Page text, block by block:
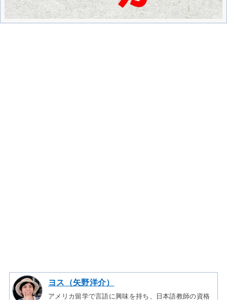
ヨス（矢野洋介）
アメリカ留学で言語に興味を持ち、日本語教師の資格